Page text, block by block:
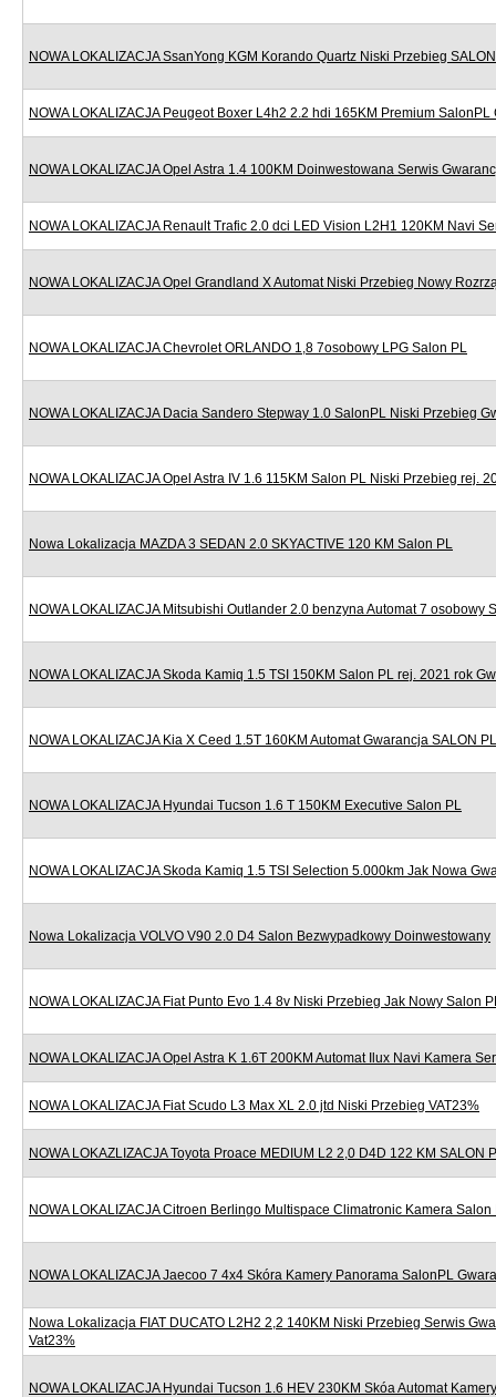
NOWA LOKALIZACJA SsanYong KGM Korando Quartz Niski Przebieg
NOWA LOKALIZACJA Peugeot Boxer L4h2 2.2 hdi 165KM Premium
NOWA LOKALIZACJA Opel Astra 1.4 100KM Doinwestowana Serwis
NOWA LOKALIZACJA Renault Trafic 2.0 dci LED Vision L2H1 120KM Navi
NOWA LOKALIZACJA Opel Grandland X Automat Niski Przebieg Nowy
NOWA LOKALIZACJA Chevrolet ORLANDO 1,8 7osobowy LPG Salon PL
NOWA LOKALIZACJA Dacia Sandero Stepway 1.0 SalonPL Niski Przebieg
NOWA LOKALIZACJA Opel Astra IV 1.6 115KM Salon PL Niski Przebieg rej.
Nowa Lokalizacja MAZDA 3 SEDAN 2.0 SKYACTIVE 120 KM Salon PL
NOWA LOKALIZACJA Mitsubishi Outlander 2.0 benzyna Automat 7 osobowy
NOWA LOKALIZACJA Skoda Kamiq 1.5 TSI 150KM Salon PL rej. 2021 rok
NOWA LOKALIZACJA Kia X Ceed 1.5T 160KM Automat Gwarancja SALON PL
NOWA LOKALIZACJA Hyundai Tucson 1.6 T 150KM Executive Salon PL
NOWA LOKALIZACJA Skoda Kamiq 1.5 TSI Selection 5.000km Jak Nowa
Nowa Lokalizacja VOLVO V90 2.0 D4 Salon Bezwypadkowy Doinwestowany
NOWA LOKALIZACJA Fiat Punto Evo 1.4 8v Niski Przebieg Jak Nowy Salon
NOWA LOKALIZACJA Opel Astra K 1.6T 200KM Automat Ilux Navi Kamera
NOWA LOKALIZACJA Fiat Scudo L3 Max XL 2.0 jtd Niski Przebieg VAT23%
NOWA LOKAZLIZACJA Toyota Proace MEDIUM L2 2,0 D4D 122 KM SALON
NOWA LOKALIZACJA Citroen Berlingo Multispace Climatronic Kamera Salon
NOWA LOKALIZACJA Jaecoo 7 4x4 Skóra Kamery Panorama SalonPL
Nowa Lokalizacja FIAT DUCATO L2H2 2,2 140KM Niski Przebieg Serwis
Vat23%
NOWA LOKALIZACJA Hyundai Tucson 1.6 HEV 230KM Skóa Automat